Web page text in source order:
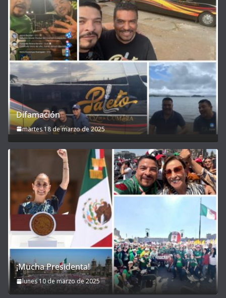
Difamación
martes 18 de marzo de 2025
¡Mucha Presidenta!
lunes 10 de marzo de 2025